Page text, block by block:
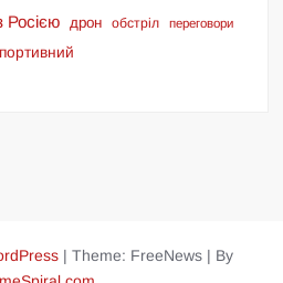
Росією дрон обстріл переговори
| Theme: FreeNews | By